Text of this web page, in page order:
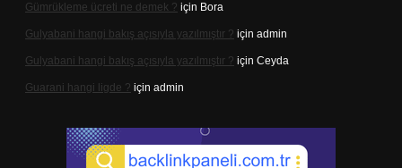
Gümrükleme ücreti ne demek ? için Bora
Gulyabani hangi bakış açısıyla yazılmıştır ? için admin
Gulyabani hangi bakış açısıyla yazılmıştır ? için Ceyda
Guarani hangi ligde ? için admin